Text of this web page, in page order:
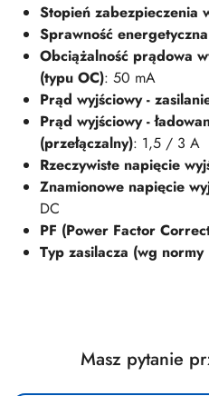
Stopień zabezpieczenia
Sprawność energetyczna
Obciążalność prądowa
(typu OC): 50 mA
Prąd wyjściowy -
Prąd wyjściowy -
(przełączalny): 1,5 / 3 A
Rzeczywiste napięcie
Znamionowe napięcie
DC
PF (Power Factor
Typ zasilacza (wg
Masz pytanie